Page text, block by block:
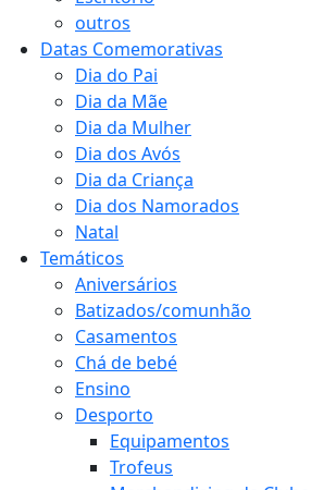
outros
Datas Comemorativas
Dia do Pai
Dia da Mãe
Dia da Mulher
Dia dos Avós
Dia da Criança
Dia dos Namorados
Natal
Temáticos
Aniversários
Batizados/comunhão
Casamentos
Chá de bebé
Ensino
Desporto
Equipamentos
Trofeus